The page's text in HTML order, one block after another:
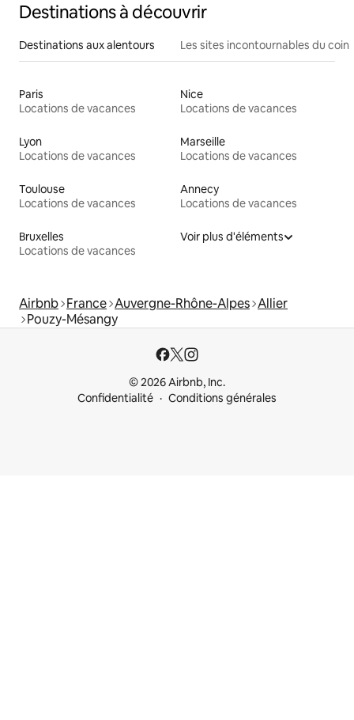
Destinations à découvrir
Destinations aux alentours Les sites incontournables du coin
Paris
Locations de vacances
Nice
Locations de vacances
Lyon
Locations de vacances
Marseille
Locations de vacances
Toulouse
Locations de vacances
Annecy
Locations de vacances
Bruxelles
Locations de vacances
Voir plus d'éléments
Airbnb France Auvergne-Rhône-Alpes Allier
Pouzy-Mésangy
© 2026 Airbnb, Inc.
Confidentialité
Conditions générales